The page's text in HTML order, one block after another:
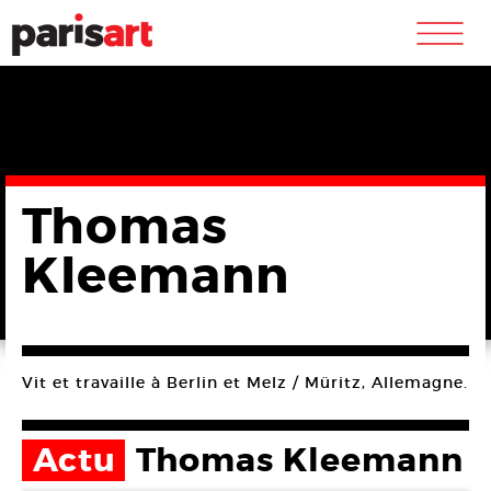
m
Thomas
Kleemann
Vit et travaille à Berlin et Melz / Müritz, Allemagne.
Actu Thomas Kleemann